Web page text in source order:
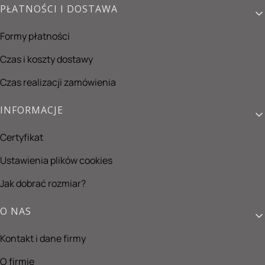
PŁATNOŚCI I DOSTAWA
Formy płatności
Czas i koszty dostawy
Czas realizacji zamówienia
INFORMACJE
Certyfikat
Ustawienia plików cookies
Jak dobrać rozmiar?
O NAS
Kontakt i dane firmy
O firmie